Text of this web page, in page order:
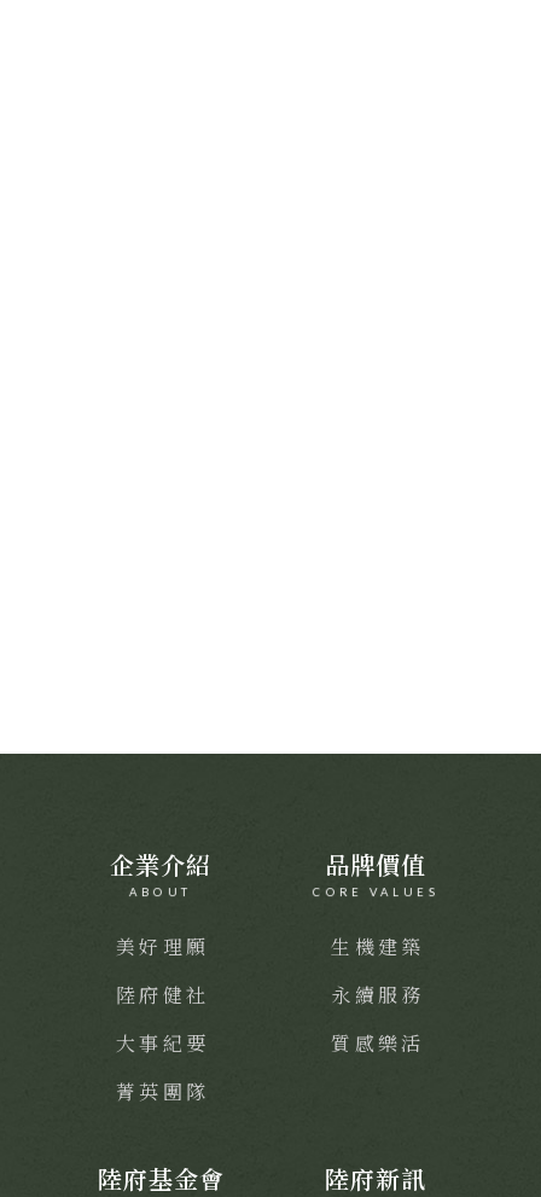
企業介紹
ABOUT
美好理願
陸府健社
大事紀要
菁英團隊
品牌價值
CORE VALUES
生機建築
永續服務
質感樂活
陸府基金會 陸府新訊